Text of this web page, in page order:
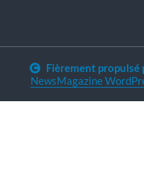
Fièrement propulsé
NewsMagazine